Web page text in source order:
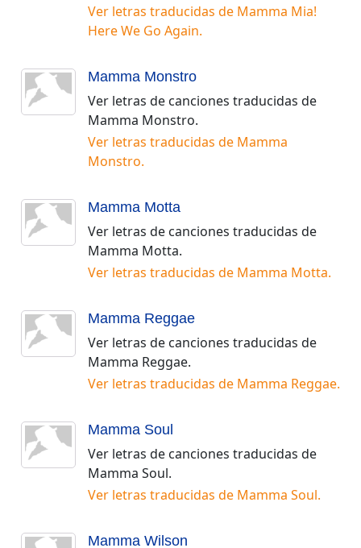
Ver letras traducidas de Mamma Mia!
Here We Go Again.
Mamma Monstro
Ver letras de canciones traducidas de
Mamma Monstro.
Ver letras traducidas de Mamma
Monstro.
Mamma Motta
Ver letras de canciones traducidas de
Mamma Motta.
Ver letras traducidas de Mamma Motta.
Mamma Reggae
Ver letras de canciones traducidas de
Mamma Reggae.
Ver letras traducidas de Mamma Reggae.
Mamma Soul
Ver letras de canciones traducidas de
Mamma Soul.
Ver letras traducidas de Mamma Soul.
Mamma Wilson